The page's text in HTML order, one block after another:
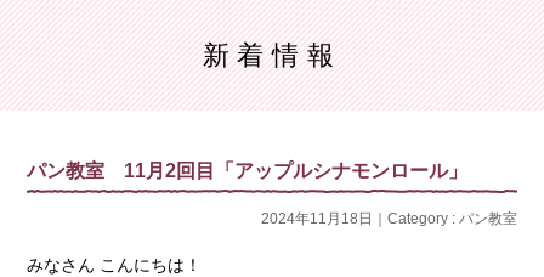
新着情報
パン教室 11月2回目「アップルシナモンロール」
2024年11月18日｜Category : パン教室
みなさん こんにちは！